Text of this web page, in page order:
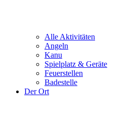
Alle Aktivitäten
Angeln
Kanu
Spielplatz & Geräte
Feuerstellen
Badestelle
Der Ort